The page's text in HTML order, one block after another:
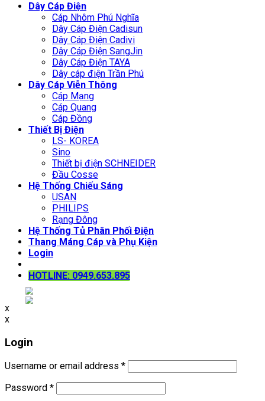
Dây Cáp Điện
Cáp Nhôm Phú Nghĩa
Dây Cáp Điện Cadisun
Dây Cáp Điện Cadivi
Dây Cáp Điện SangJin
Dây Cáp Điện TAYA
Dây cáp điện Trần Phú
Dây Cáp Viễn Thông
Cáp Mạng
Cáp Quang
Cáp Đồng
Thiết Bị Điện
LS- KOREA
Sino
Thiết bị điện SCHNEIDER
Đầu Cosse
Hệ Thống Chiếu Sáng
USAN
PHILIPS
Rạng Đông
Hệ Thống Tủ Phân Phối Điện
Thang Máng Cáp và Phụ Kiện
Login
HOTLINE: 0949.653.895
x
x
Login
Username or email address *
Password *